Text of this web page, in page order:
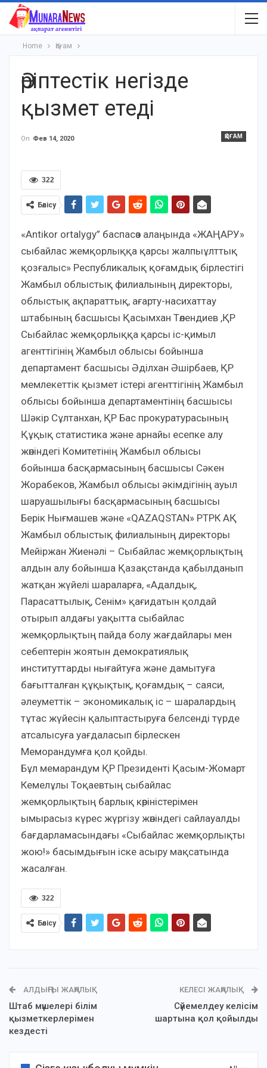
Home Қоғам
Әріптестік негізде
қызмет етеді
ҚОҒАМ
On Фев 14, 2020
322
Бөлісу
«Antikor ortalygy” баспасөз алаңында «ЖАҢАРУ»
сыбайлас жемқорлыққа қарсы жалпыұлттық
қозғалыс» Республикалық қоғамдық бірлестігі
Жамбыл облыстық филиалының директоры,
облыстық ақпараттық, ағарту-насихаттау
штабының басшысы Қасымхан Төлендиев ,ҚР
Сыбайлас жемқорлыққа қарсы іс-қимыл
агенттігінің Жамбыл облысы бойынша
департамент басшысы Әділхан Әшірбаев, ҚР
мемлекеттік қызмет істері агенттігінің Жамбыл
облысы бойынша департаментінің басшысы
Шәкір Сұлтанхан, ҚР Бас прокуратурасының
Құқық статистика және арнайы есепке алу
жөніндегі Комитетінің Жамбыл облысы
бойынша басқармасының басшысы Сәкен
Жорабеков, Жамбыл облысы әкімдігінің ауыл
шаруашылығы басқармасының басшысы
Берік Нығмашев және «QAZAQSTAN» РТРК АҚ
Жамбыл облыстық филиалының директоры
Мейіржан Жиенәлі – Сыбайлас жемқорлықтың
алдын алу бойынша Қазақстанда қабылданып
жатқан жүйелі шараларға, «Адалдық,
Парасаттылық, Сенім» қағидатын қолдай
отырып алдағы уақытта сыбайлас
жемқорлықтың пайда болу жағдайлары мен
себептерін жоятын демократиялық
институттарды нығайтуға және дамытуға
бағытталған құқықтық, қоғамдық – саяси,
әлеуметтік – экономикалық іс – шаралардың
тұтас жүйесін қалыптастыруға белсенді түрде
атсалысуға уағдаласып бірлескен
Меморандумға қол қойды.
Бұл мемарандум ҚР Президенті Қасым-Жомарт
Кемелұлы Тоқаевтың сыбайлас
жемқорлықтың барлық көріністерімен
ымырасыз күрес жүргізу жөніндегі сайлауалды
бағдарламасындағы «Сыбайлас жемқорлықты
жою!» басымдығын іске асыру мақсатында
жасалған.
322
Бөлісу
АЛДЫҢҒЫ ЖАҢАЛЫҚ
Штаб мүшелері білім
қызметкерлерімен
кездесті
КЕЛЕСІ ЖАҢАЛЫҚ
Сүйемелдеу келісім
шартына қол қойылды